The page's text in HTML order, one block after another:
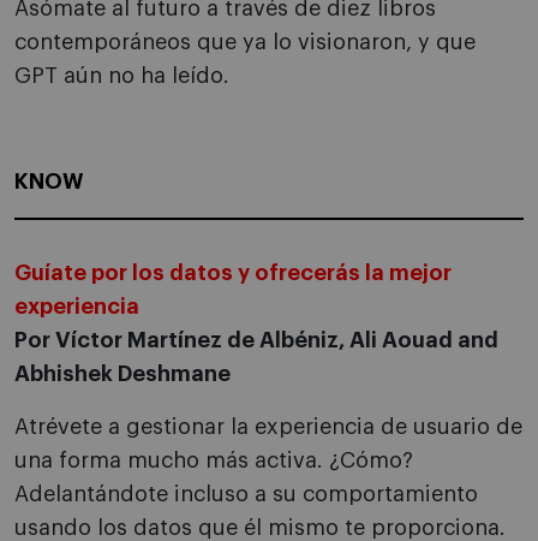
Asómate al futuro a través de diez libros
contemporáneos que ya lo visionaron, y que
GPT aún no ha leído.
KNOW
Guíate por los datos y ofrecerás la mejor
experiencia
Por Víctor Martínez de Albéniz, Ali Aouad and
Abhishek Deshmane
Atrévete a gestionar la experiencia de usuario de
una forma mucho más activa. ¿Cómo?
Adelantándote incluso a su comportamiento
usando los datos que él mismo te proporciona.